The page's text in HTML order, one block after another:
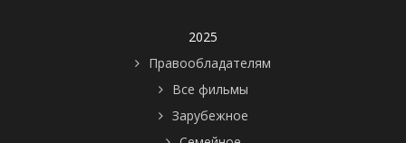
2025
Правообладателям
Все фильмы
Зарубежное